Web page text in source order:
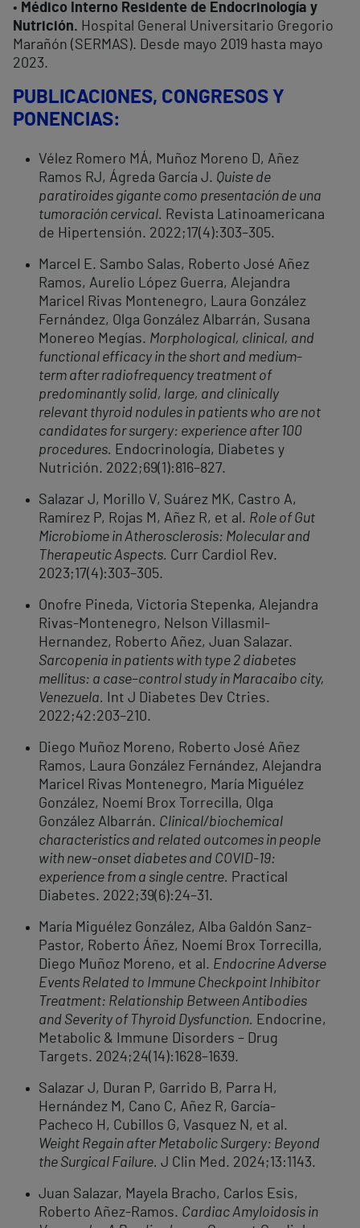
• Médico Interno Residente de Endocrinología y
Nutrición. Hospital General Universitario Gregorio
Marañón (SERMAS). Desde mayo 2019 hasta mayo
2023.
PUBLICACIONES, CONGRESOS Y
PONENCIAS:
Vélez Romero MÁ, Muñoz Moreno D, Añez
Ramos RJ, Ágreda García J. Quiste de
paratiroides gigante como presentación de una
tumoración cervical. Revista Latinoamericana
de Hipertensión. 2022;17(4):303–305.
Marcel E. Sambo Salas, Roberto José Añez
Ramos, Aurelio López Guerra, Alejandra
Maricel Rivas Montenegro, Laura González
Fernández, Olga González Albarrán, Susana
Monereo Megías. Morphological, clinical, and
functional efficacy in the short and medium-
term after radiofrequency treatment of
predominantly solid, large, and clinically
relevant thyroid nodules in patients who are not
candidates for surgery: experience after 100
procedures. Endocrinología, Diabetes y
Nutrición. 2022;69(1):816–827.
Salazar J, Morillo V, Suárez MK, Castro A,
Ramírez P, Rojas M, Añez R, et al. Role of Gut
Microbiome in Atherosclerosis: Molecular and
Therapeutic Aspects. Curr Cardiol Rev.
2023;17(4):303–305.
Onofre Pineda, Victoria Stepenka, Alejandra
Rivas-Montenegro, Nelson Villasmil-
Hernandez, Roberto Añez, Juan Salazar.
Sarcopenia in patients with type 2 diabetes
mellitus: a case–control study in Maracaibo city,
Venezuela.
Int J Diabetes Dev Ctries.
2022;42:203–210.
Diego Muñoz Moreno, Roberto José Añez
Ramos, Laura González Fernández, Alejandra
Maricel Rivas Montenegro, María Miguélez
González, Noemí Brox Torrecilla, Olga
González Albarrán. Clinical/biochemical
characteristics and related outcomes in people
with new-onset diabetes and COVID-19:
experience from a single centre. Practical
Diabetes. 2022;39(6):24–31.
María Miguélez González, Alba Galdón Sanz-
Pastor, Roberto Áñez, Noemí Brox Torrecilla,
Diego Muñoz Moreno, et al. Endocrine Adverse
Events Related to Immune Checkpoint Inhibitor
Treatment: Relationship Between Antibodies
and Severity of Thyroid Dysfunction. Endocrine,
Metabolic & Immune Disorders – Drug
Targets. 2024;24(14):1628–1639.
Salazar J, Duran P, Garrido B, Parra H,
Hernández M, Cano C, Añez R, García-
Pacheco H, Cubillos G, Vasquez N, et al.
Weight Regain after Metabolic Surgery: Beyond
the Surgical Failure. J Clin Med. 2024;13:1143.
Juan Salazar, Mayela Bracho, Carlos Esis,
Roberto Añez-Ramos. Cardiac Amyloidosis in